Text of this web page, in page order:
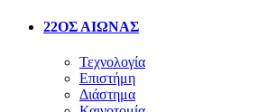
22ΟΣ ΑΙΩΝΑΣ
Τεχνολογία
Επιστήμη
Διάστημα